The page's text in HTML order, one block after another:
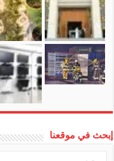
إبحث في موقعنا